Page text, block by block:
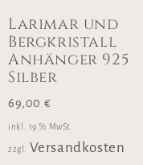
Larimar und
Bergkristall
Anhänger 925
Silber
69,00 €
inkl. 19 % MwSt.
zzgl. Versandkosten